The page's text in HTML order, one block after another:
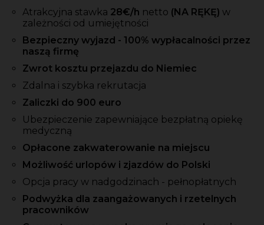
Atrakcyjna stawka 28€/h netto (NA RĘKĘ) w
zależności od umiejętności
Bezpieczny wyjazd - 100% wypłacalności przez
naszą firmę
Zwrot kosztu przejazdu do Niemiec
Zdalna i szybka rekrutacja
Zaliczki do 900 euro
Ubezpieczenie zapewniające bezpłatną opiekę
medyczną
Opłacone zakwaterowanie na miejscu
Możliwość urlopów i zjazdów do Polski
Opcja pracy w nadgodzinach - pełnopłatnych
Podwyżka dla zaangażowanych i rzetelnych
pracowników